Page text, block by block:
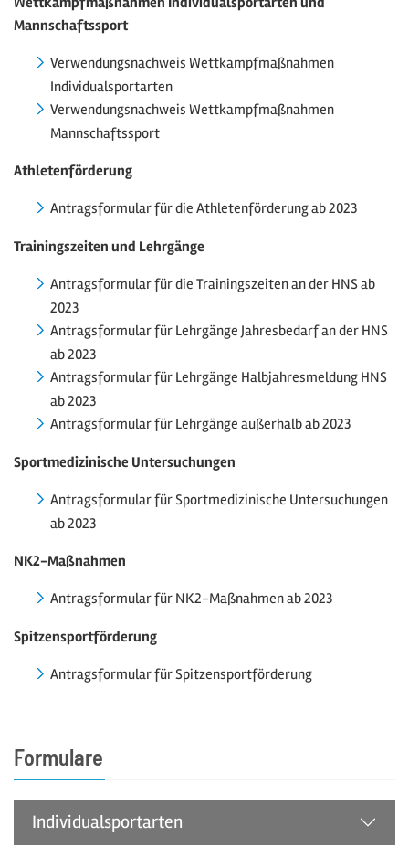
Mannschaftssport
Verwendungsnachweis Wettkampfmaßnahmen
Individualsportarten
Verwendungsnachweis Wettkampfmaßnahmen
Mannschaftssport
Athletenförderung
Antragsformular für die Athletenförderung ab 2023
Trainingszeiten und Lehrgänge
Antragsformular für die Trainingszeiten an der HNS ab
2023
Antragsformular für Lehrgänge Jahresbedarf an der HNS
ab 2023
Antragsformular für Lehrgänge Halbjahresmeldung HNS
ab 2023
Antragsformular für Lehrgänge außerhalb ab 2023
Sportmedizinische Untersuchungen
Antragsformular für Sportmedizinische Untersuchungen
ab 2023
NK2-Maßnahmen
Antragsformular für NK2-Maßnahmen ab 2023
Spitzensportförderung
Antragsformular für Spitzensportförderung
Formulare
Individualsportarten